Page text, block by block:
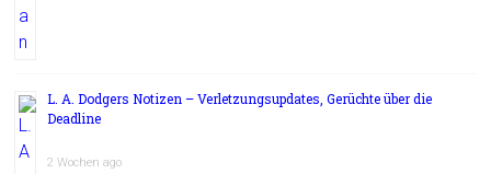
L. A. Dodgers Notizen – Verletzungsupdates, Gerüchte über die
Deadline
2 Wochen ago